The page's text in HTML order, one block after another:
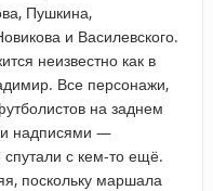
Пушкина,
и Василевского.
неизвестно как в
Все персонажи,
на заднем
надписями —
спутали с кем-то ещё.
поскольку маршала